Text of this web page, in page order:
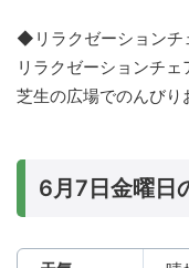
◆リラクゼーションチ
リラクゼーションチェ
芝生の広場でのんび
6月7日金曜日